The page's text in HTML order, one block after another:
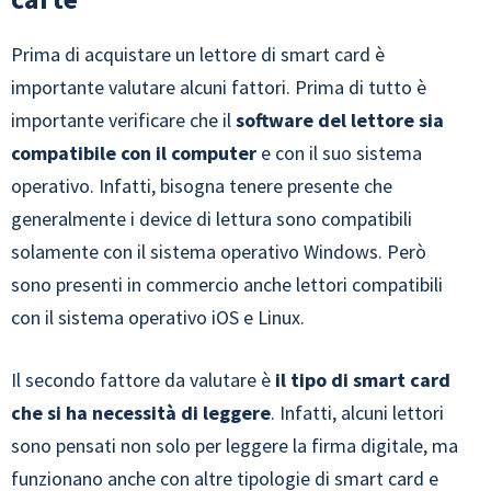
Prima di acquistare un lettore di smart card è
importante valutare alcuni fattori. Prima di tutto è
importante verificare che ilsoftware del lettore sia
compatibile con il computer e con il suo sistema
operativo. Infatti, bisogna tenere presente che
generalmente i device di lettura sono compatibili
solamente con il sistema operativo Windows. Però
sono presenti in commercio anche lettori compatibili
con il sistema operativo iOS e Linux.
Il secondo fattore da valutare è il tipo di smart card
che si ha necessità di leggere. Infatti, alcuni lettori
sono pensati non solo per leggere la firma digitale, ma
funzionano anche con altre tipologie di smart card e